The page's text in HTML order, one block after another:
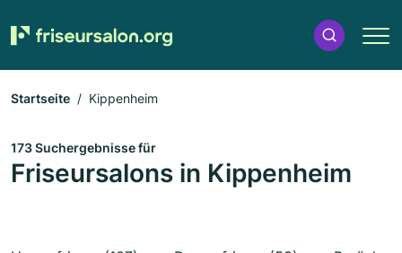
Startseite Kippenheim
173 Suchergebnisse für
Friseursalons in Kippenheim